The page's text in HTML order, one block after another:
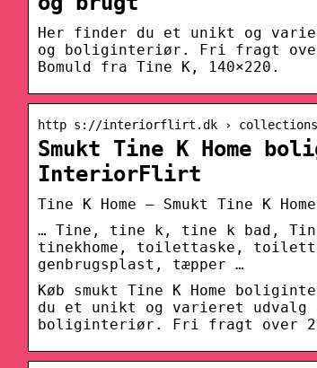
Her finder du et unikt og
og boliginteriør. Fri fragt over
Bomuld fra Tine K, 140×220.
http s://interiorflirt.dk › collections
Smukt Tine K Home
InteriorFlirt
Tine K Home – Smukt Tine K
… Tine, tine k, tine k bad,
tinekhome, toilettaske,
genbrugsplast, tæpper …
Køb smukt Tine K Home
du et unikt og varieret udvalg
boliginteriør. Fri fragt over